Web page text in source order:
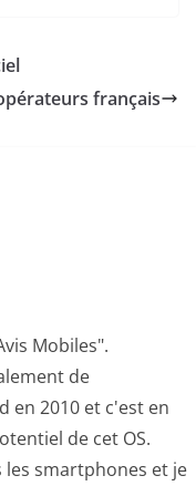
français
Mobiles".
de
en 2010 et c'est en
de cet OS.
les smartphones et je